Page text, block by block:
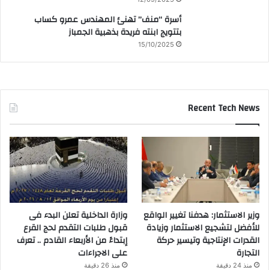
أسرة “منف” تهنئ المهندس عمرو كساب
بتتويج ابنته فريدة بذهبية الجمباز
15/10/2025
Recent Tech News
وزير الاستثمار: هدفنا تغيير الواقع
للأفضل لتشجيع الاستثمار وزيادة
القدرات الإنتاجية وتيسير حركة
التجارة
منذ 24 دقيقة
وزارة الداخلية تعلن البدء فى
قبول طلبات التقدم لحج القرع
إبتداءً من الأربعاء القادم .. تعرف
على الاجراءات
منذ 26 دقيقة